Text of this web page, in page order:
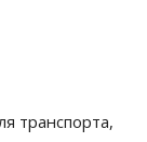
транспорта,